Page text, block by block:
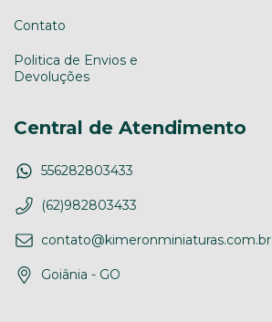
Contato
Politica de Envios e
Devoluções
Central de Atendimento
556282803433
(62)982803433
contato@kimeronminiaturas.com.br
Goiânia - GO